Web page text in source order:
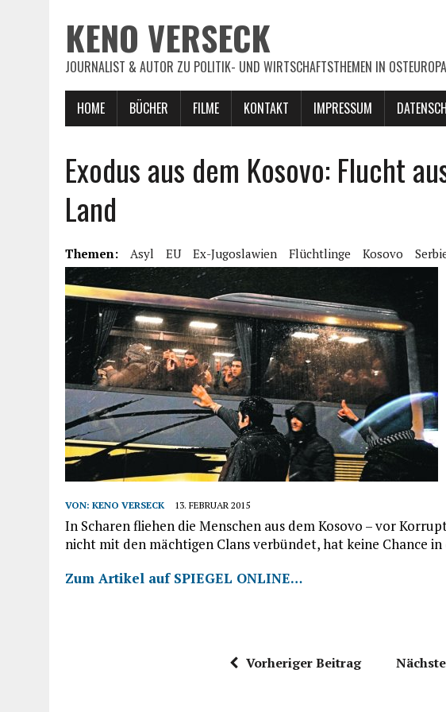
KENO VERSECK
JOURNALIST & AUTOR ZU POLITIK- UND WIRTSCHAFTSTHEMEN IN OSTEUROPA
HOME BÜCHER FILME KONTAKT IMPRESSUM
Exodus aus dem Kosovo: Flucht
Land
Themen: Asyl EU Ex-Jugoslawien Flüchtlinge Kosovo
VON: KENO VERSECK 13. FEBRUAR 2015
In Scharen fliehen die Menschen aus dem Kosovo – vor
nicht mit den mächtigen Clans verbündet, hat keine Chance
Zum Artikel auf SPIEGEL ONLINE…
Vorheriger Beitrag